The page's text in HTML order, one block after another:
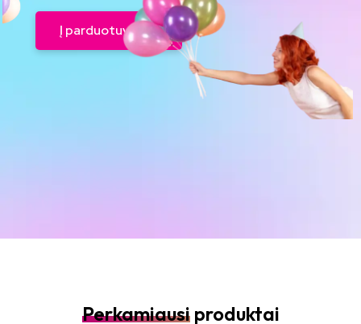
Į parduotuvę
Perkamiausiproduktai